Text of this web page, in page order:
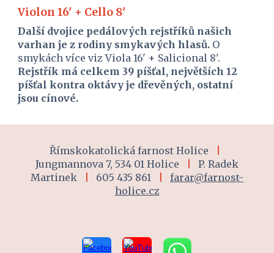
Violon 16' + Cello 8'
Další dvojice pedálových rejstříků našich
varhan je z rodiny smykavých hlasů. O
Rejstřík má celkem 39 píšťal, největších 12
píšťal kontra oktávy je dřevěných, ostatní
jsou cínové.
Římskokatolická farnost Holice
Jungmannova 7, 534 01 Holice
P. Radek
Martinek
605 435 861
farar@farnost-
holice.cz